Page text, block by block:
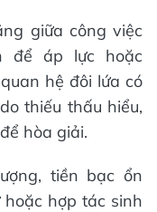
giữa công việc
để áp lực hoặc
hệ đôi lứa có
thiếu thấu hiểu,
hòa giải.
tiền bạc ổn
hợp tác sinh